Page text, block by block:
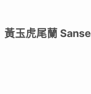
黃玉虎尾蘭